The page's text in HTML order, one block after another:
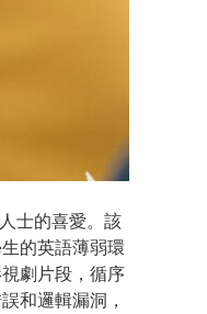
士的喜愛。該
的英語薄弱環
劇片段，循序
和邏輯漏洞，